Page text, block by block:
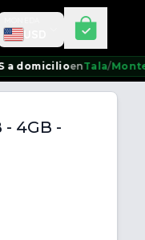
moneda
USD
enTala /Montevideo/
- 4GB -